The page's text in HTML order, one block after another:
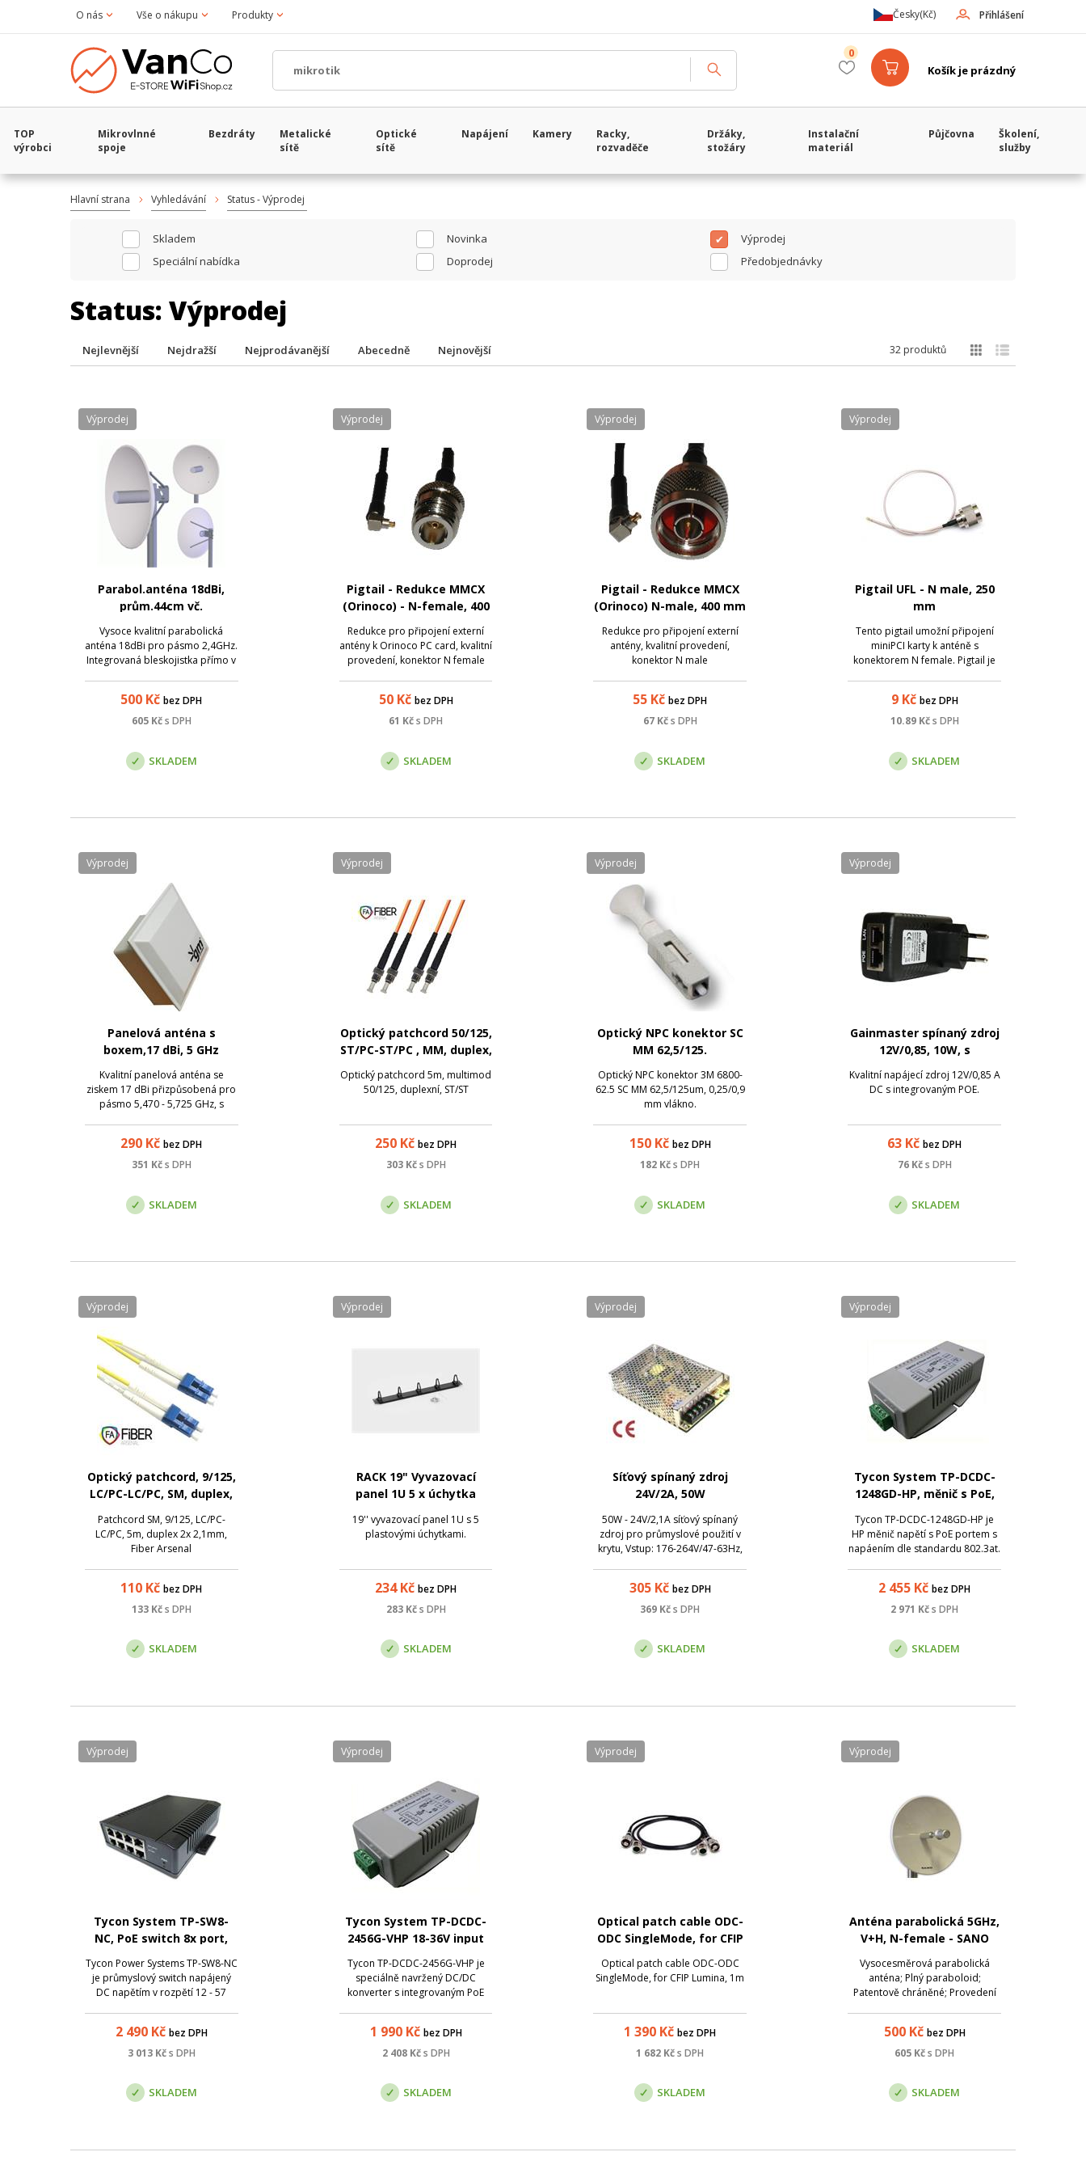
O nás Vše o nákupu Produkty Přihlášení
Česky(Kč)
Košík je prázdný
0
TOP
výrobci
Mikrovlnné
spoje
Bezdráty
Metalické
sítě
Optické
sítě
Napájení Kamery
Racky,
rozvaděče
Držáky,
stožáry
Instalační
materiál
Půjčovna
Školení,
služby
Hlavní strana Vyhledávání Status - Výprodej
Skladem Novinka
Výprodej
Speciální nabídka
Doprodej Předobjednávky
Status: Výprodej
Nejlevnější Nejdražší Nejprodávanější Abecedně Nejnovější 32 produktů
Parabol.anténa 18dBi,
prům.44cm vč.
Bleskojistky
Vysoce kvalitní parabolická
anténa 18dBi pro pásmo 2,4GHz.
Integrovaná bleskojistka přímo v
500 Kč bez DPH
605Kčs DPH
Výprodej
SKLADEM
Pigtail - Redukce MMCX
(Orinoco) - N-female, 400
mm
Redukce pro připojení externí
antény k Orinoco PC card, kvalitní
provedení, konektor N female
50Kč bez DPH
61 Kčs DPH
Výprodej
SKLADEM
Pigtail - Redukce MMCX
(Orinoco) N-male, 400 mm
Redukce pro připojení externí
antény, kvalitní provedení,
konektor N male
55 Kč bez DPH
67Kčs DPH
Výprodej
SKLADEM
Pigtail UFL - N male, 250
mm
Tento pigtail umožní připojení
miniPCI karty k anténě s
konektorem N female. Pigtail je
9Kč bez DPH
10.89Kč s DPH
Výprodej
SKLADEM
Panelová anténa s
boxem,17 dBi, 5 GHz
Kvalitní panelová anténa se
ziskem 17 dBi přizpůsobená pro
pásmo 5,470 - 5,725 GHz, s
RB411; Dostupná vzdálenost pro
přímou radiovou viditelnost je 1
290 Kč bez DPH
351 Kčs DPH
Výprodej
SKLADEM
Optický patchcord 50/125,
ST/PC-ST/PC , MM, duplex,
5m
Optický patchcord 5m, multimod
50/125, duplexní, ST/ST
250 Kč bez DPH
303Kč s DPH
Výprodej
SKLADEM
Optický NPC konektor SC
MM 62,5/125.
Optický NPC konektor 3M 6800-
62.5 SC MM 62,5/125um, 0,25/0,9
mm vlákno.
150Kč bez DPH
182 Kčs DPH
Výprodej
SKLADEM
Gainmaster spínaný zdroj
12V/0,85, 10W, s
integrovaným PoE
Kvalitní napájecí zdroj 12V/0,85 A
DC s integrovaným POE.
63 Kč bez DPH
76Kč s DPH
Výprodej
SKLADEM
Optický patchcord, 9/125,
LC/PC-LC/PC, SM, duplex,
Patchcord SM, 9/125, LC/PC-
LC/PC, 5m, duplex 2x 2,1mm,
Fiber Arsenal
110 Kč bez DPH
133Kčs DPH
Výprodej
SKLADEM
RACK 19" Vyvazovací
panel 1U 5 x úchytka
19'' vyvazovací panel 1U s 5
plastovými úchytkami.
234Kč bez DPH
283Kč s DPH
Výprodej
SKLADEM
Síťový spínaný zdroj
24V/2A, 50W
50W - 24V/2,1A síťový spínaný
zdroj pro průmyslové použití v
krytu, Vstup: 176-264V/47-63Hz,
200/100/20ms, 0°C-50°C, 0,5kg,
159x94x38mm
305Kč bez DPH
369 Kčs DPH
Výprodej
SKLADEM
Tycon System TP-DCDC-
1248GD-HP, měnič s PoE,
Tycon TP-DCDC-1248GD-HP je
HP měnič napětí s PoE portem s
napáením dle standardu 802.3at.
Zdroj disponuje dvěma
izolovanými vstupy pro
2 455 Kč bez DPH
2 971 Kčs DPH
Výprodej
SKLADEM
Tycon System TP-SW8-
NC, PoE switch 8x port,
Tycon Power Systems TP-SW8-NC
je průmyslový switch napájený
DC napětím v rozpětí 12 - 57
možné dosáhnout max. 2A
napájecího proudu. PoE není
2 490Kč bez DPH
3 013Kčs DPH
Výprodej
SKLADEM
Tycon System TP-DCDC-
2456G-VHP 18-36V input
Pinout 1
Tycon TP-DCDC-2456G-VHP je
speciálně navržený DC/DC
konverter s integrovaným PoE
systémů, které vyžadují High
Power pasivní PoE napájení,
Ten...
1 990Kč bez DPH
2 408Kč s DPH
Výprodej
SKLADEM
Optical patch cable ODC-
ODC SingleMode, for CFIP
Optical patch cable ODC-ODC
SingleMode, for CFIP Lumina, 1m
1 390 Kč bez DPH
1 682 Kčs DPH
Výprodej
SKLADEM
Anténa parabolická 5GHz,
V+H, N-female - SANO
Vysocesměrová parabolická
anténa; Plný paraboloid;
Patentově chráněné; Provedení
vrstvou; SANO zářič celokovový
nové generace s možností
500Kč bez DPH
605 Kčs DPH
Výprodej
SKLADEM